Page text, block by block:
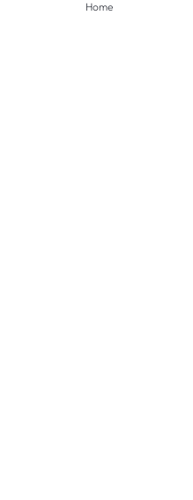
Home
Privatsphäre-Einstellungen